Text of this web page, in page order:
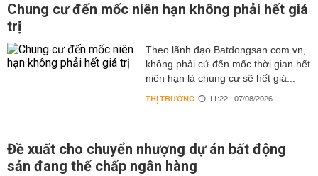
Chung cư đến mốc niên hạn không phải hết giá
trị
Theo lãnh đạo Batdongsan.com.vn,
không phải cứ đến mốc thời gian hết
niên hạn là chung cư sẽ hết giá...
THỊ TRƯỜNG 11:22 | 07/08/2026
Đề xuất cho chuyển nhượng dự án bất động
sản đang thế chấp ngân hàng